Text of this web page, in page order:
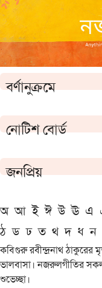
বর্ণানুক্রমে
নোটিশ বোর্ড
জনপ্রিয়
অ আ ই ঈ উ ঊ এ
ঠ ড ঢ ত থ দ ধ ন
কবিগুরু রবীন্দ্রনাথ ঠাকুরের
ভালবাসা। নজরুলগীতির সকল
শুভেচ্ছা।